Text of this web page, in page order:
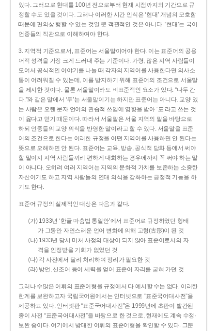
있다. 그러므로 현대를 100년 전으로부터 현재 시점까지의 기간으로 규
정할 수도 있을 것이다. 그러나 이러한 시간 인식은 ‘현대’ 개념의 모호함
때문에 편의상 행할 수 있는 것일 뿐 객관적인 것은 아니다. ‘현대’는 국어
언중들의 직관으로 이해하여야 한다.
3. 지역적 기준으로서, 표준어는 서울말이어야 한다. 이는 표준어의 공용
어적 성격을 가장 크게 드러내 주는 기준이다. 가령, 많은 지역 사람들이
모여서 공식적인 이야기를 나눌 때 각자의 지역어를 사용한다면 의사소
통이 어려워질 수 있는데, 이를 방지하기 위해 표준어의 조건으로 서울말
을 제시한 것이다. 물론 서울말이라도 비표준적인 요소가 있다. “나두 간
다.”와 같은 말에서 ‘두’는 서울말이기는 하지만 표준어는 아니다. 교양 있
는 사람은 오랜 문자 언어의 관습적 쓰임에 영향을 받아 ‘도’라고 쓰는 것
이 옳다고 믿기 때문이다. 따라서 서울말은 서울 지역의 말을 바탕으로
하되 언중들의 교양 의식을 반영한 말이라고 할 수 있다. 서울말을 표준
어의 조건으로 한다는 이러한 규정을 어떤 지역어를 사용하면 안 된다는
뜻으로 오해하면 안 된다. 표준어는 교육, 방송, 공식적 담화 등에서 써야
할 말이지 지역 사람들끼리 편하게 대화하는 경우에까지 꼭 써야 하는 말
이 아니다. 오히려 여러 지역어는 지역의 문화적 가치를 보존하는 소중한
자산이기도 하고 지역 사람들의 연대 의식을 강화하는 긍정적 기능을 하
기도 한다.
표준어 규정의 실제적인 대상은 다음과 같다.
(가) 1933년 ‘한글 마춤법 통일안’에서 표준어로 규정하였던 형태
가 그동안 자연스러운 언어 변화에 의해 고형(古形)이 된 것
(나) 1933년 당시 미처 사정의 대상이 되지 않아 표준어로서의 자
격을 인정받을 기회가 없었던 것
(다) 각 사전에서 달리 처리하여 정리가 필요한 것
(라) 방언, 신조어 등이 세력을 얻어 표준어 자리를 굳혀 가던 것
그러나 수많은 어휘의 표준어형을 규정에서 다 예시할 수는 없다. 이러한
한계를 보완하고자 국립국어원에서는 인터넷으로 “표준국어대사전”을
제공하고 있다. 인터넷판 “표준국어대사전”은 1999년에 초판이 발간된
종이 사전 “표준국어대사전”을 바탕으로 한 것으로, 현재에도 계속 수정·
보완 중이다. 여기에서 방대한 어휘의 표준어형을 확인할 수 있다. 그뿐